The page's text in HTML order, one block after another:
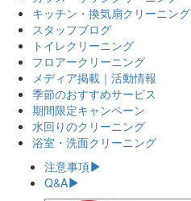
キッチン・換気扇クリーニング
スタッフブログ
トイレクリーニング
フロアークリーニング
メディア掲載｜活動情報
季節のおすすめサービス
期間限定キャンペーン
水回りのクリーニング
浴室・洗面クリーニング
注意事項
Q&A